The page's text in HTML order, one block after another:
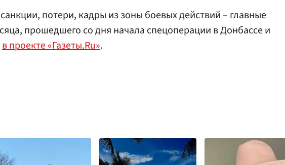
потери, кадры из зоны боевых действий – главные
прошедшего со дня начала спецоперации в Донбассе и
в проекте «Газеты.Ru».